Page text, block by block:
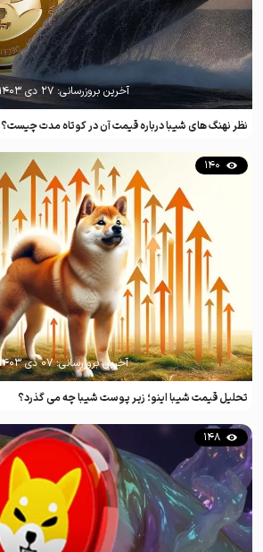
نظر نهنگ‌ های شیبا درباره قیمت آن در کوتاه مدت چیست؟
آخرین بروزرسانی: ۲۷ دی ۱۴۰۳
تحلیل قیمت شیبا اینو؛ زیر پوست شیبا چه می گذرد؟
140
آخرین بروزرسانی: ۰۷ دی ۱۴۰۳
148